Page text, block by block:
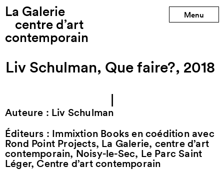
La Galerie
centre d’art
contemporain
Menu
Liv Schulman, Que faire?, 2018
|
Auteure : Liv Schulman
Éditeurs : Immixtion Books en coédition avec
Rond Point Projects, La Galerie, centre d’art
contemporain, Noisy-le-Sec, Le Parc Saint
Léger, Centre d’art contemporain